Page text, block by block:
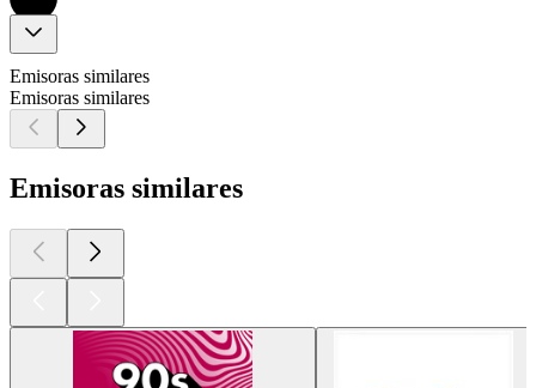
Emisoras similares
Emisoras similares
Emisoras similares